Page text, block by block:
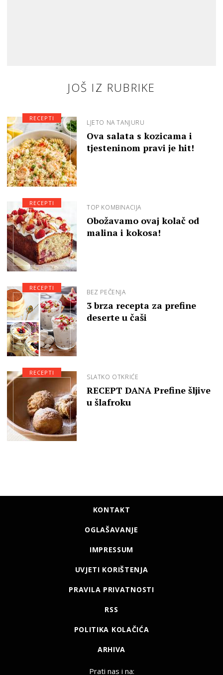
JOŠ IZ RUBRIKE
LJETO NA TANJURU
Ova salata s kozicama i
tjesteninom pravi je hit!
RECEPTI
TOP KOMBINACIJA
Obožavamo ovaj kolač od
malina i kokosa!
RECEPTI
BEZ PEČENJA
3 brza recepta za prefine
deserte u čaši
RECEPTI
SLATKO OTKRIĆE
RECEPT DANA Prefine šljive
u šlafroku
RECEPTI
KONTAKT
OGLAŠAVANJE
IMPRESSUM
UVJETI KORIŠTENJA
PRAVILA PRIVATNOSTI
RSS
POLITIKA KOLAČIĆA
ARHIVA
Prati nas i na: